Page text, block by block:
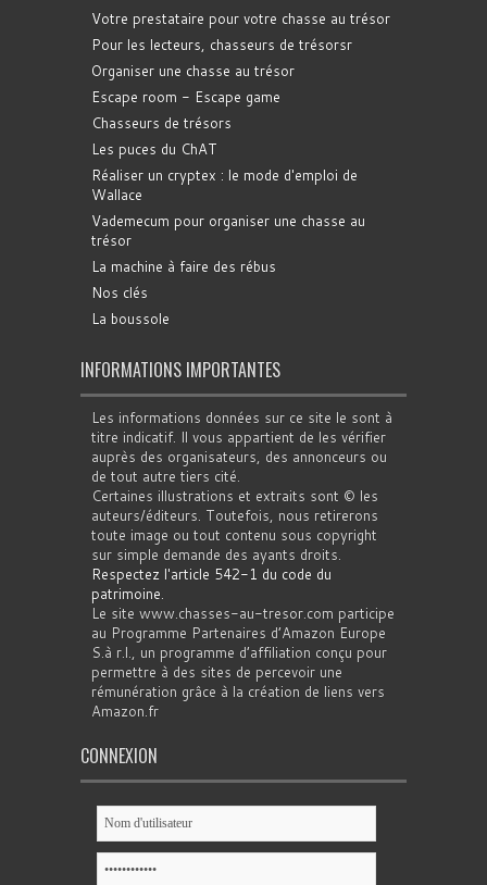
Votre prestataire pour votre chasse au trésor
Pour les lecteurs, chasseurs de trésorsr
Organiser une chasse au trésor
Escape room - Escape game
Chasseurs de trésors
Les puces du ChAT
Réaliser un cryptex : le mode d'emploi de
Wallace
Vademecum pour organiser une chasse au
trésor
La machine à faire des rébus
Nos clés
La boussole
INFORMATIONS IMPORTANTES
Les informations données sur ce site le sont à
titre indicatif. Il vous appartient de les vérifier
auprès des organisateurs, des annonceurs ou
de tout autre tiers cité.
Certaines illustrations et extraits sont © les
auteurs/éditeurs. Toutefois, nous retirerons
toute image ou tout contenu sous copyright
sur simple demande des ayants droits.
Respectez l'article 542-1 du code du
patrimoine.
Le site www.chasses-au-tresor.com participe
au Programme Partenaires d’Amazon Europe
S.à r.l., un programme d’affiliation conçu pour
permettre à des sites de percevoir une
rémunération grâce à la création de liens vers
Amazon.fr
CONNEXION